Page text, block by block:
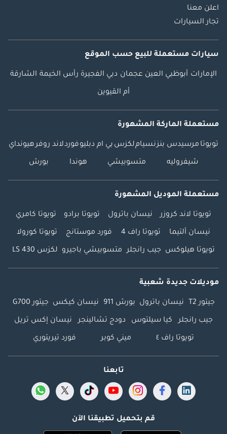
اعلن معنا
تجار السيارات
سيارات مستعملة للبيع حسب الموقع
الإمارات أبوظبي العين عجمان دبي الفجيرة رأس الخيمة الشارقة
أم القيوين
مستعملة الماركة المشهورة
تويوتا مرسيدس بنزنسياملكزس بي ام دبليوفوردلاند روفرهيونداي
شيفروليه متسوبيشي هوندا بورش
مستعملة الموديل المشهورة
تويوتا لاند كروزر نيسان باترول تويوتا برادو تويوتا كامري
نيسان ألتيما تويوتا راف 4 فورد موستانج تويوتا كورولا
تويوتا هيلوكس جيب رانجلر متسوبيشي باجيرو لكزس LS 430
موديلات جديدة شعبية
جيتور T2 نيسان باترول بورش 911 نيسان كيكس جيتور G700
جيب رانجلر كيا سيلتوس دودج تشالينجر نيسان إكس تريل
تويوتا راف ٤ ميني كوبر فورد تيريتوري
تابعنا
قم بتحميل تطبيقنا الآن